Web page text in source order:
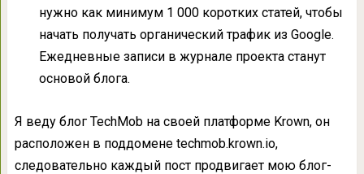
нужно как минимум 1 000 коротких статей, чтобы
начать получать органический трафик из Google.
Ежедневные записи в журнале проекта станут
основой блога.
Я веду блог TechMob на своей платформе Krown, он
расположен в поддомене techmob.krown.io,
следовательно каждый пост продвигает мою блог-